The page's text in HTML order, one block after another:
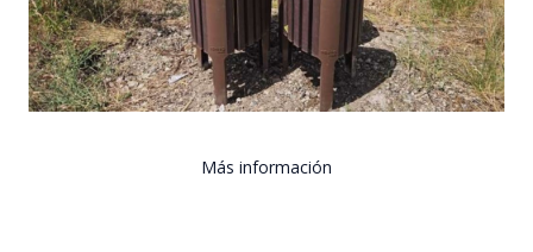
Más información